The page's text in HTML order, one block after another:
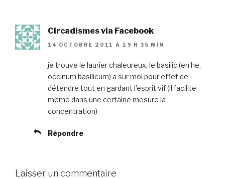
Circadismes via Facebook
14 OCTOBRE 2011 À 19 H 35 MIN
je trouve le laurier chaleureux, le basilic (en he,
occinum basilicum) a sur moi pour effet de
détendre tout en gardant l’esprit vif (il facilite
même dans une certaine mesure la
concentration)
Répondre
Laisser un commentaire